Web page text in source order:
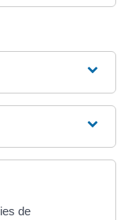
de